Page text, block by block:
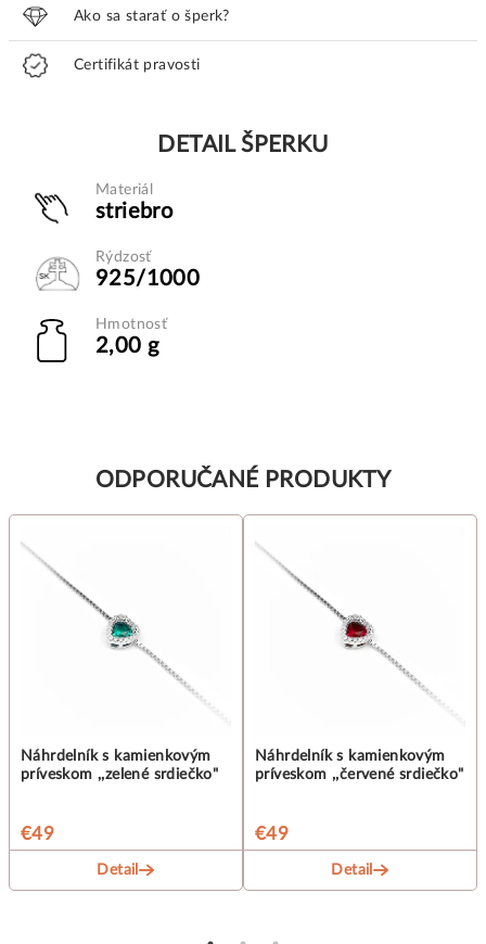
Ako sa starať o šperk?
Certifikát pravosti
DETAIL ŠPERKU
Materiál
striebro
Rýdzosť
925/1000
Hmotnosť
2,00 g
ODPORUČANÉ PRODUKTY
Náhrdelník s kamienkovým
príveskom ,,zelené srdiečko"
€49
Detail
Náhrdelník s kamienkovým
príveskom ,,červené srdiečko"
€49
Detail